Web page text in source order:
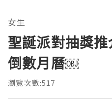
女生
聖誕派對抽獎
倒數月曆￼
瀏覽次數:517